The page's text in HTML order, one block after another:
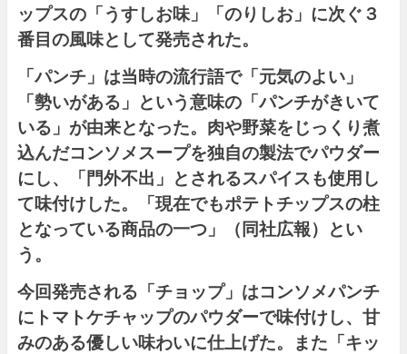
ップスの「うすしお味」「のりしお」に次ぐ３
番目の風味として発売された。
「パンチ」は当時の流行語で「元気のよい」
「勢いがある」という意味の「パンチがきいて
いる」が由来となった。肉や野菜をじっくり煮
込んだコンソメスープを独自の製法でパウダー
にし、「門外不出」とされるスパイスも使用し
て味付けした。「現在でもポテトチップスの柱
となっている商品の一つ」（同社広報）とい
う。
今回発売される「チョップ」はコンソメパンチ
にトマトケチャップのパウダーで味付けし、甘
みのある優しい味わいに仕上げた。また「キッ